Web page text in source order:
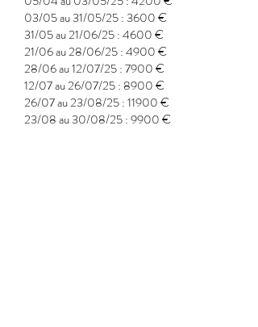
03/05 au 31/05/25 : 3600 €
31/05 au 21/06/25 : 4600 €
21/06 au 28/06/25 : 4900 €
28/06 au 12/07/25 : 7900 €
12/07 au 26/07/25 : 8900 €
26/07 au 23/08/25 : 11900 €
23/08 au 30/08/25 : 9900 €